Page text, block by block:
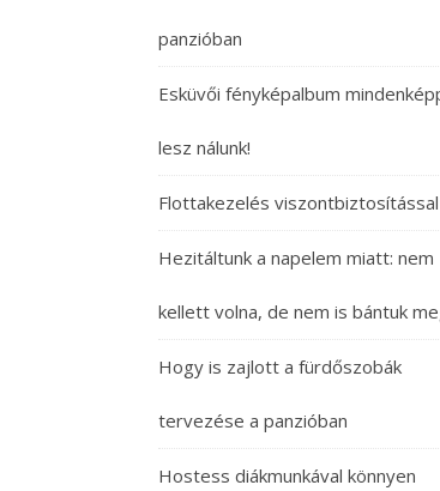
panzióban
Esküvői fényképalbum
lesz nálunk!
Flottakezelés viszontbiztosítással
Hezitáltunk a napelem miatt: nem
kellett volna, de nem is bántuk
Hogy is zajlott a fürdőszobák
tervezése a panzióban
Hostess diákmunkával könnyen